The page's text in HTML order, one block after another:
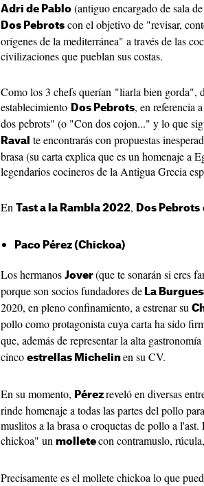
Adri de Pablo (antiguo encargado de sala de
Dos Pebrots con el objetivo de "revisar,
orígenes de la mediterránea" a través de las
civilizaciones que pueblan sus costas.
Como los 3 chefs querían "liarla bien gorda",
establecimiento Dos Pebrots, en referencia
dos pebrots" (o "Con dos cojon..." y lo que
Raval te encontrarás con propuestas
brasa (su carta explica que es un homenaje a
legendarios cocineros de la Antigua Grecia
En Tast a la Rambla 2022, Dos Pebrots
Paco Pérez (Chickoa)
Los hermanos Jover (que te sonarán si eres
porque son socios fundadores de La
2020, en pleno confinamiento, a estrenar su
pollo como protagonista cuya carta ha sido
que, además de representar la alta gastronomía
cinco estrellas Michelin en su CV.
En su momento, Pérez reveló en diversas
rinde homenaje a todas las partes del pollo
muslitos a la brasa o croquetas de pollo a
chickoa" un mollete con contramuslo,
Precisamente es el mollete chickoa lo que